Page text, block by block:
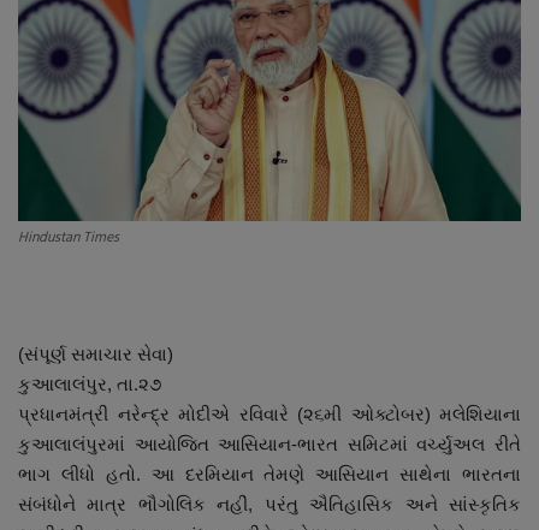
About Author
Contact
Dipotsav Special
આંતરરાષ્ટ્રીય
જુનાગઢ
Support US
બજારના સમાચાર
Hindustan Times
(સંપૂર્ણ સમાચાર સેવા)
કુઆલાલંપુર, તા.૨૭
પ્રધાનમંત્રી નરેન્દ્ર મોદીએ રવિવારે (૨૬મી ઓક્ટોબર) મલેશિયાના
કુઆલાલંપુરમાં આયોજિત આસિયાન-ભારત સમિટમાં વર્ચ્યુઅલ રીતે
ભાગ લીધો હતો. આ દરમિયાન તેમણે આસિયાન સાથેના ભારતના
સંબંધોને માત્ર ભૌગોલિક નહીં, પરંતુ ઐતિહાસિક અને સાંસ્કૃતિક